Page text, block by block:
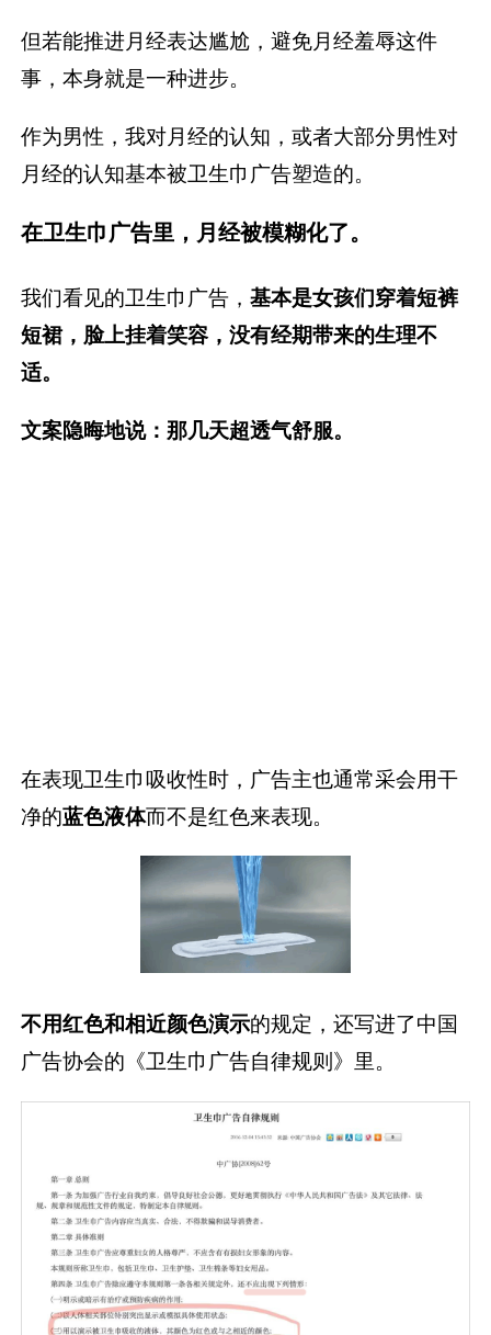
但若能推进月经表达尴尬，避免月经羞辱这件
事，本身就是一种进步。
作为男性，我对月经的认知，或者大部分男性对
月经的认知基本被卫生巾广告塑造的。
在卫生巾广告里，月经被模糊化了。
我们看见的卫生巾广告，基本是女孩们穿着短裤
短裙，脸上挂着笑容，没有经期带来的生理不
适。
文案隐晦地说：那几天超透气舒服。
在表现卫生巾吸收性时，广告主也通常采会用干
净的蓝色液体而不是红色来表现。
不用红色和相近颜色演示的规定，还写进了中国
广告协会的《卫生巾广告自律规则》里。